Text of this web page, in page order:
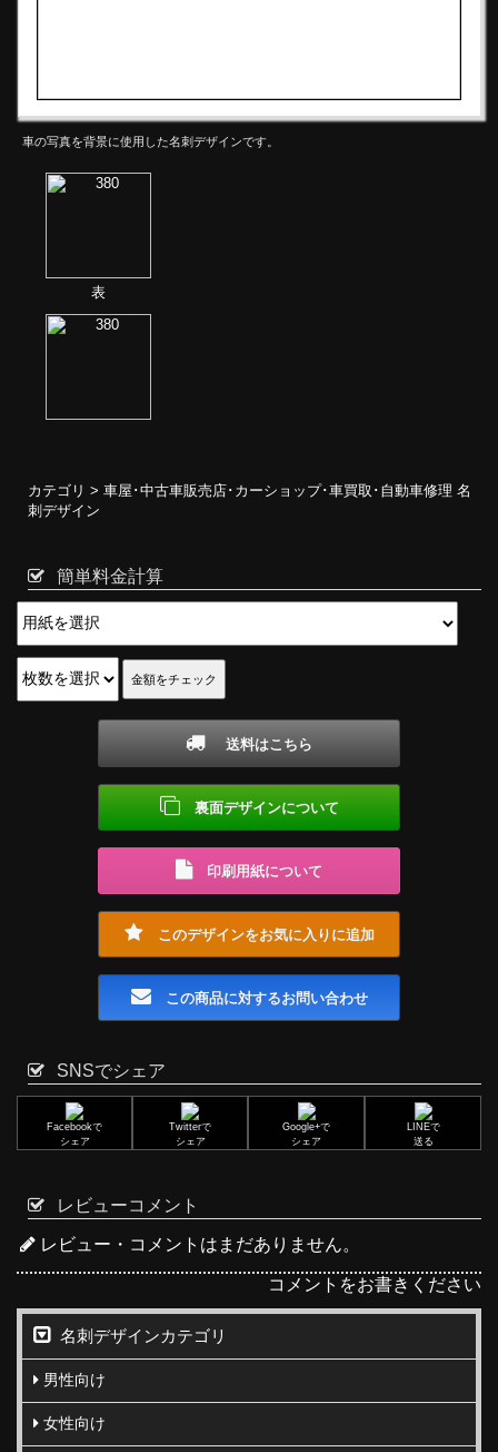
車の写真を背景に使用した名刺デザインです。
表
カテゴリ > 車屋･中古車販売店･カーショップ･車買取･自動車修理 名
刺デザイン
簡単料金計算
送料はこちら
裏面デザインについて
印刷用紙について
このデザインをお気に入りに追加
この商品に対するお問い合わせ
SNSでシェア
Facebookで
シェア
Twitterで
シェア
Google+で
シェア
LINEで
送る
レビューコメント
レビュー・コメントはまだありません。
コメントをお書きください
名刺デザインカテゴリ
男性向け
女性向け